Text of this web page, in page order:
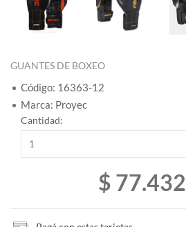
GUANTES DE BOXEO
Código: 16363-12
Marca: Proyec
Cantidad:
$ 77.432